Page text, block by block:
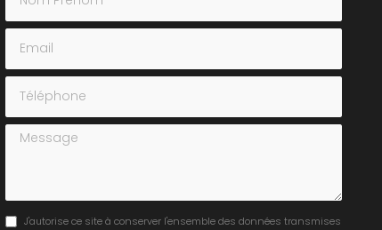
Email
Téléphone
Message
J'autorise ce site à conserver l'ensemble des données transmises